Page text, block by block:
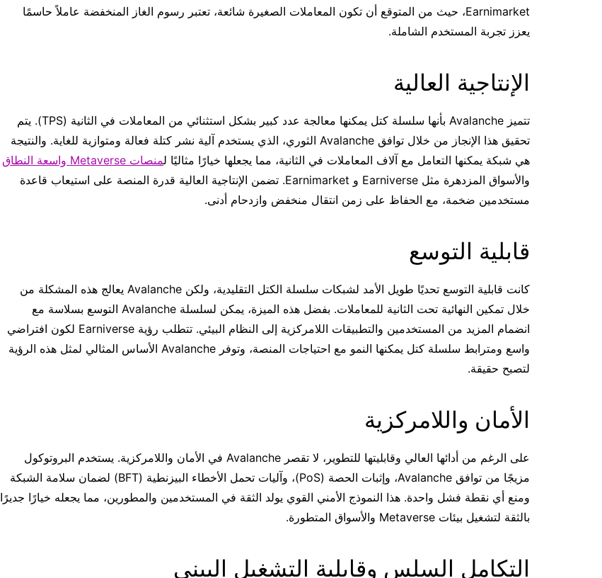
Earnimarket، حيث من المتوقع أن تكون المعاملات الصغيرة شائعة، تعتبر رسوم الغاز المنخفضة عاملاً حاسمًا
يعزز تجربة المستخدم الشاملة.
الإنتاجية العالية
تتميز Avalanche بأنها سلسلة كتل يمكنها معالجة عدد كبير بشكل استثنائي من المعاملات في الثانية (TPS). يتم
تحقيق هذا الإنجاز من خلال توافق Avalanche الثوري، الذي يستخدم آلية نشر كتلة فعالة ومتوازية للغاية. والنتيجة
هي شبكة يمكنها التعامل مع آلاف المعاملات في الثانية، مما يجعلها خيارًا مثاليًا لمنصات Metaverse واسعة النطاق
والأسواق المزدهرة مثل Earniverse و Earnimarket. تضمن الإنتاجية العالية قدرة المنصة على استيعاب قاعدة
مستخدمين ضخمة، مع الحفاظ على زمن انتقال منخفض وازدحام أدنى.
قابلية التوسع
كانت قابلية التوسع تحديًا طويل الأمد لشبكات سلسلة الكتل التقليدية، ولكن Avalanche يعالج هذه المشكلة من
خلال تمكين النهائية تحت الثانية للمعاملات. بفضل هذه الميزة، يمكن لسلسلة Avalanche التوسع بسلاسة مع
انضمام المزيد من المستخدمين والتطبيقات اللامركزية إلى النظام البيئي. تتطلب رؤية Earniverse لكون افتراضي
واسع ومترابط سلسلة كتل يمكنها النمو مع احتياجات المنصة، وتوفر Avalanche الأساس المثالي لمثل هذه الرؤية
لتصبح حقيقة.
الأمان واللامركزية
على الرغم من أدائها العالي وقابليتها للتطوير، لا تقصر Avalanche في الأمان واللامركزية. يستخدم البروتوكول
مزيجًا من توافق Avalanche، وإثبات الحصة (PoS)، وآليات تحمل الأخطاء البيزنطية (BFT) لضمان سلامة الشبكة
ومنع أي نقطة فشل واحدة. هذا النموذج الأمني القوي يولد الثقة في المستخدمين والمطورين، مما يجعله خيارًا جديرًا
بالثقة لتشغيل بيئات Metaverse والأسواق المتطورة.
التكامل السلس وقابلية التشغيل البيني